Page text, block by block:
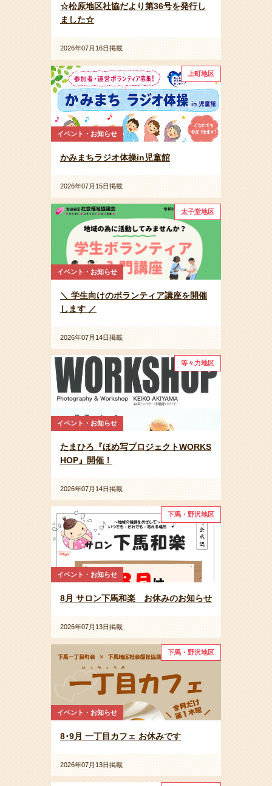
☆松原地区社協だより第36号を発行し
ました☆
2026年07月16日掲載
上町地区
イベント・お知らせ
かみまちラジオ体操in児童館
2026年07月15日掲載
太子堂地区
イベント・お知らせ
＼ 学生向けのボランティア講座を開催
します ／
2026年07月14日掲載
等々力地区
イベント・お知らせ
たまひろ『ほめ写プロジェクトWORKS
HOP』開催！
2026年07月14日掲載
下馬・野沢地区
イベント・お知らせ
8月 サロン下馬和楽 お休みのお知らせ
2026年07月13日掲載
下馬・野沢地区
イベント・お知らせ
8･9月 一丁目カフェ お休みです
2026年07月13日掲載